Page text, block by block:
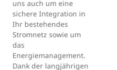
uns auch um eine
sichere Integration in
Ihr bestehendes
Stromnetz sowie um
das
Energiemanagement.
Dank der langjährigen